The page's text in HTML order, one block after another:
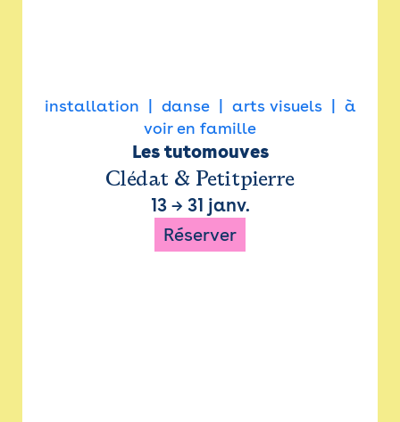
installation danse arts visuels
à
voir en famille
Les tutomouves
Clédat & Petitpierre
13→ 31 janv.
Réserver